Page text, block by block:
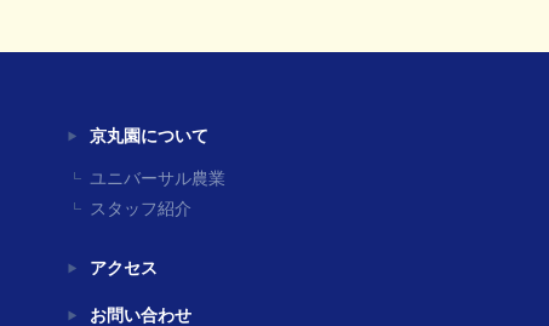
京丸園について
ユニバーサル農業
スタッフ紹介
アクセス
お問い合わせ